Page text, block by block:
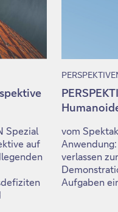
Spezial
auf
vom
verlassen
Aufgaben